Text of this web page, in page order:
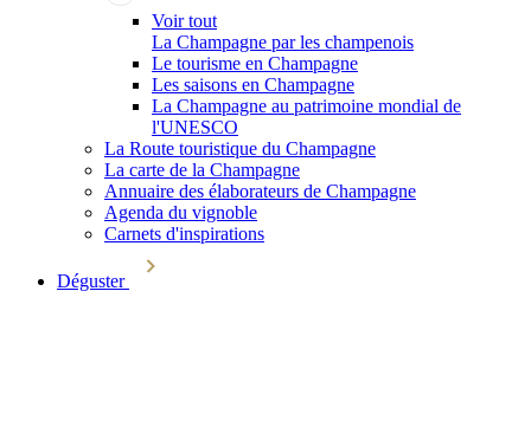
Voir tout
La Champagne par les champenois
Le tourisme en Champagne
Les saisons en Champagne
La Champagne au patrimoine mondial de
l'UNESCO
La Route touristique du Champagne
La carte de la Champagne
Annuaire des élaborateurs de Champagne
Agenda du vignoble
Carnets d'inspirations
Déguster